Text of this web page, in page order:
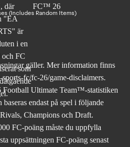
(Includes Random Items)
gäller. Merinformation finns
sports-fc/fc-26/game-disclaimers.
Ultimate Team™-statistiken
endast på spel i följande
Champions och Draft.
FC-poäng måste du uppfylla
uppsättningen FC-poäng senast